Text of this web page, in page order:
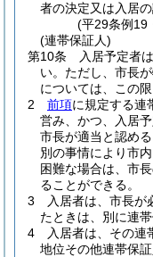
者の決定又は入居
(平29条例19
(連帯保証人)
第10条
入居予定者
い。 ただし、市長
については、この限
2
前項に規定する連
営み、かつ、入居
市長が適当と認め
別の事情により市
困難な場合は、市
ることができる。
3
入居者は、市長が
たときは、別に連
4
入居者は、その
地位その他連帯保